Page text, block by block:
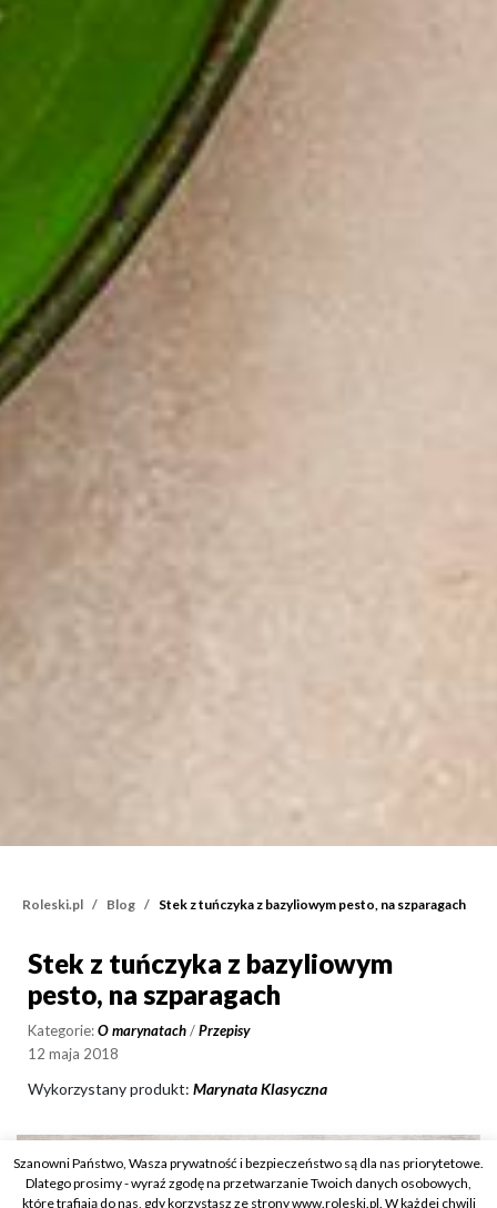
Roleski.pl Blog Stek z tuńczyka z bazyliowym pesto, na szparagach
Stek z tuńczyka z
Stek z tuńczyka z bazyliowym
pesto, na szparagach
Kategorie:O marynatach/Przepisy
12 maja 2018
Wykorzystany produkt: Marynata Klasyczna
Szanowni Państwo, Wasza prywatność i bezpieczeństwo są dla nas priorytetowe.
Dlatego prosimy - wyraź zgodę na przetwarzanie Twoich danych osobowych,
które trafiają do nas, gdy korzystasz ze strony www.roleski.pl. W każdej chwili